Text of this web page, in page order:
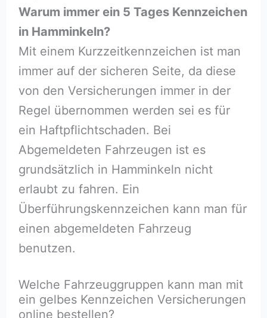
Warum immer ein 5 Tages Kennzeichen
in Hamminkeln?
Mit einem Kurzzeitkennzeichen ist man
immer auf der sicheren Seite, da diese
von den Versicherungen immer in der
Regel übernommen werden sei es für
ein Haftpflichtschaden. Bei
Abgemeldeten Fahrzeugen ist es
grundsätzlich in Hamminkeln nicht
erlaubt zu fahren. Ein
Überführungskennzeichen kann man für
einen abgemeldeten Fahrzeug
benutzen.
Welche Fahrzeuggruppen kann man mit
ein gelbes Kennzeichen Versicherungen
online bestellen?